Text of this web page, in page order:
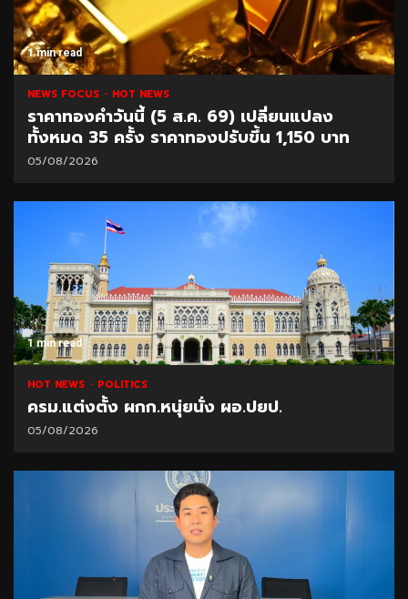
1 min read
NEWS FOCUS HOT NEWS
ราคาทองคำวันนี้ (5 ส.ค. 69) เปลี่ยนแปลง
ทั้งหมด 35 ครั้ง ราคาทองปรับขึ้น 1,150 บาท
05/08/2026
1 min read
HOT NEWS POLITICS
ครม.แต่งตั้ง ผกก.หนุ่ยนั่ง ผอ.ปยป.
05/08/2026